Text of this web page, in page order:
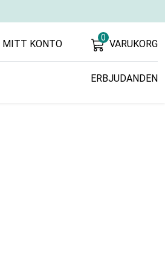
MITT KONTO
0
VARUKORG
ERBJUDANDEN